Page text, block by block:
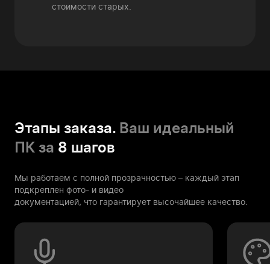
стоимости старых.
Этапы заказа. Ваш идеальный
ПК за 8 шагов
Мы работаем с полной прозрачностью – каждый этап
подкреплен фото- и видео
документацией, что гарантирует высочайшее качество.